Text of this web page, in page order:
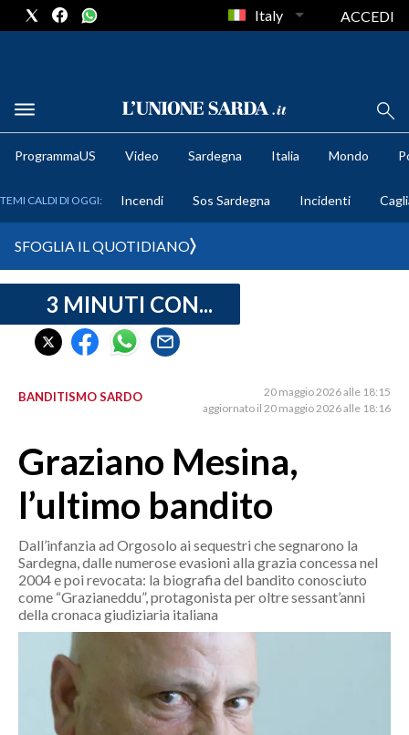
METEO
CRONACA SARDEGNA
CAGLIARI
SULCIS IGLESIENTE
SASSARI E PROVINCIA
GALLURA
OGLIASTRA
AGENDA
CRONACA
MONDO
POLITICA
Italy ACCEDI
ProgrammaUS Video Sardegna Italia Mondo
TEMI CALDI DI OGGI: Incendi Sos Sardegna Incidenti
SFOGLIA IL QUOTIDIANO
3 MINUTI CON...
BANDITISMO SARDO
20 maggio 2026 alle 18:15
aggiornato il 20 maggio 2026 alle 18:16
Graziano Mesina,
l’ultimo bandito
Dall’infanzia ad Orgosolo ai sequestri che segnarono la
Sardegna, dalle numerose evasioni alla grazia concessa nel
2004 e poi revocata: la biografia del bandito conosciuto
come “Grazianeddu”, protagonista per oltre sessant’anni
della cronaca giudiziaria italiana